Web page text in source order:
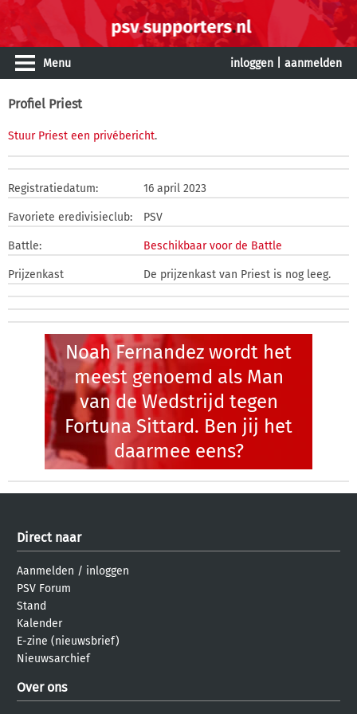
Menu inloggen aanmelden
Profiel Priest
Stuur Priest een privébericht.
Registratiedatum: 16 april 2023
Favoriete eredivisieclub: PSV
Battle: Beschikbaar voor de Battle
Prijzenkast De prijzenkast van Priest is nog leeg.
Noah Fernandez wordt het
meest genoemd als Man
van de Wedstrijd tegen
Fortuna Sittard. Ben jij het
daarmee eens?
Direct naar
Aanmelden / inloggen
PSV Forum
Stand
Kalender
E-zine (nieuwsbrief)
Nieuwsarchief
Over ons